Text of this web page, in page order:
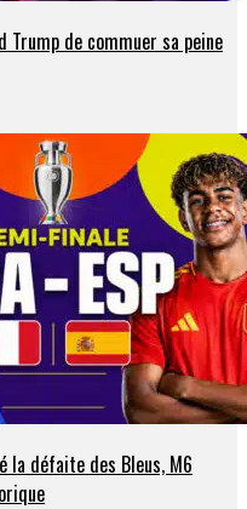
Trump de commuer sa peine
la défaite des Bleus, M6